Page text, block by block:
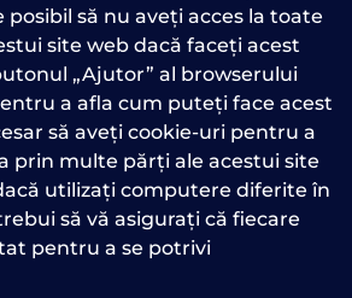
posibil să nu aveți acces la toate
site web dacă faceți acest
„Ajutor” al browserului
a afla cum puteți face acest
să aveți cookie-uri pentru a
prin multe părți ale acestui site
utilizați computere diferite în
să vă asigurați că fiecare
pentru a se potrivi